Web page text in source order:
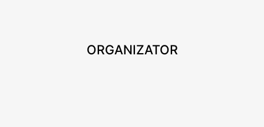
ORGANIZATOR